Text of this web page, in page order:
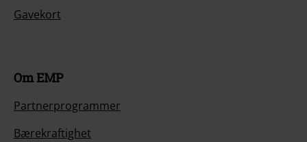
Gavekort
Om EMP
Partnerprogrammer
Bærekraftighet